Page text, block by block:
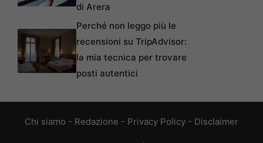
di Arera
Perché non leggo più le
recensioni su TripAdvisor:
la mia tecnica per trovare
posti autentici
Chi siamo - Redazione - Privacy Policy - Disclaimer